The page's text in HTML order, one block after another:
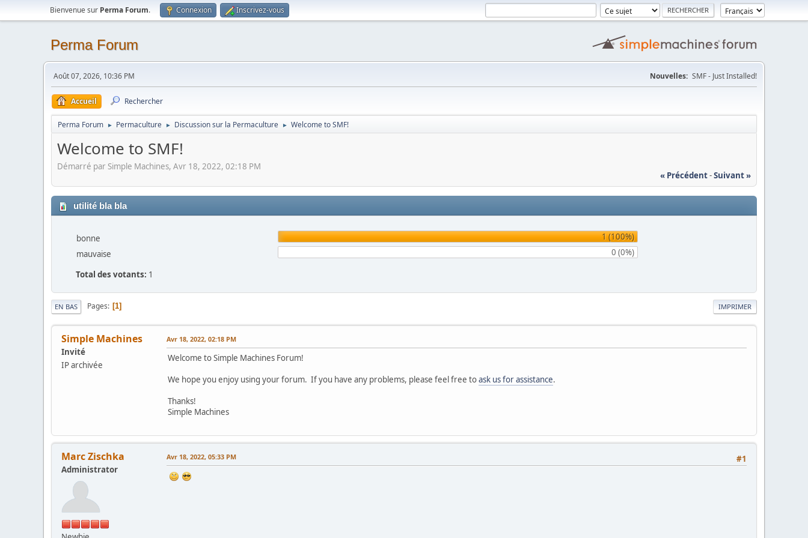
Bienvenue sur Perma Forum. Connexion Inscrivez-vous
Perma Forum
Août 07, 2026, 10:36 PM Nouvelles: SMF - Just Installed!
Accueil Rechercher
Perma Forum ► Permaculture ► Discussion sur la Permaculture ► Welcome to SMF!
Welcome to SMF!
Démarré par Simple Machines, Avr 18, 2022, 02:18 PM
« Précédent-Suivant »
utilité bla bla
bonne
1 (100%)
mauvaise
0 (0%)
Total des votants: 1
IMPRIMER
EN BAS Pages 1
Simple Machines
Invité
IP archivée
Avr 18, 2022, 02:18 PM
Welcome to Simple Machines Forum!
We hope you enjoy using your forum. If you have any problems, please feel free toask us for assistance.
Thanks!
Simple Machines
Marc Zischka
Administrator
#1
Avr 18, 2022, 05:33 PM